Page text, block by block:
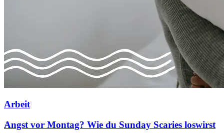
Arbeit
Angst vor Montag? Wie du Sunday Scaries loswirst